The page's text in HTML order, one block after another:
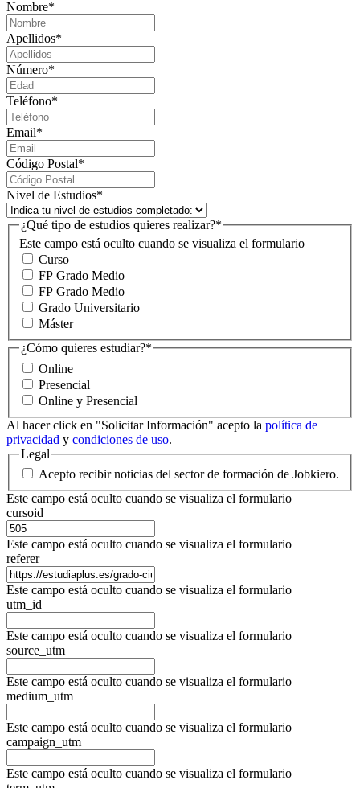
Nombre*
Apellidos*
Número*
Teléfono*
Email*
Código Postal*
Nivel de Estudios*
Este campo está oculto cuando se visualiza el formulario
¿Qué tipo de estudios quieres realizar?*
Curso
FP Grado Medio
FP Grado Medio
Grado Universitario
Máster
¿Cómo quieres estudiar?*
Online
Presencial
Online y Presencial
Al hacer click en "Solicitar Información" acepto la política de
privacidad y condiciones de uso.
Legal
Acepto recibir noticias del sector de formación de Jobkiero.
Este campo está oculto cuando se visualiza el formulario
cursoid
Este campo está oculto cuando se visualiza el formulario
referer
Este campo está oculto cuando se visualiza el formulario
utm_id
Este campo está oculto cuando se visualiza el formulario
source_utm
Este campo está oculto cuando se visualiza el formulario
medium_utm
Este campo está oculto cuando se visualiza el formulario
campaign_utm
Este campo está oculto cuando se visualiza el formulario